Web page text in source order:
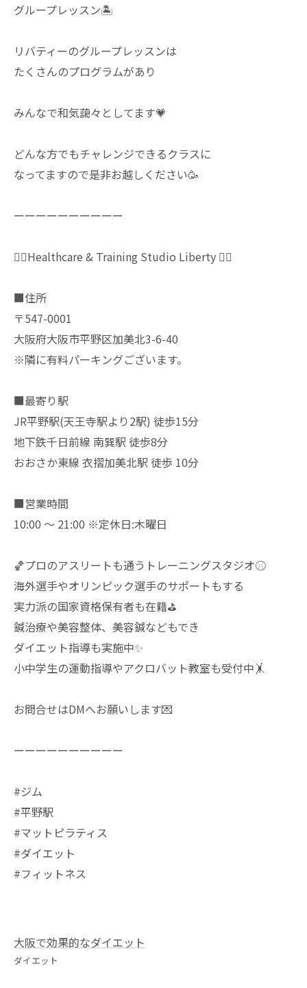
グループレッスン🏝️
リバティーのグループレッスンは
たくさんのプログラムがあり
みんなで和気藹々としてます💗
どんな方でもチャレンジできるクラスに
なってますので是非お越しください🥳
ーーーーーーーーーー
🧘‍♀️Healthcare & Training Studio Liberty 🧘‍♀️
■住所
〒547-0001
大阪府大阪市平野区加美北3-6-40
※隣に有料パーキングございます。
■最寄り駅
JR平野駅(天王寺駅より2駅) 徒歩15分
地下鉄千日前線 南巽駅 徒歩8分
おおさか東線 衣摺加美北駅 徒歩 10分
■営業時間
10:00 ～ 21:00 ※定休日:木曜日
🏀プロのアスリートも通うトレーニングスタジオ⚾️
海外選手やオリンピック選手のサポートもする
実力派の国家資格保有者も在籍⛳️
鍼治療や美容整体、美容鍼などもでき
ダイエット指導も実施中✨
小中学生の運動指導やアクロバット教室も受付中🤸
お問合せはDMへお願いします💌
ーーーーーーーーーー
#ジム
#平野駅
#マットピラティス
#ダイエット
#フィットネス
大阪で効果的なダイエット
ダイエット